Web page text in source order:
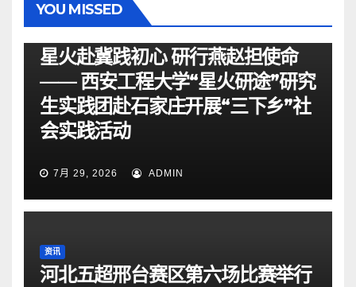
YOU MISSED
星火赴冀践初心 研行燕赵担使命
—— 西安工程大学“星火研途”研究
生实践团赴石家庄开展“三下乡”社
会实践活动
7月 29, 2026 ADMIN
资讯
河北五超邢台赛区第六场比赛举行